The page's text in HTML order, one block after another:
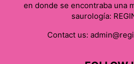
en donde se encontraba una
saurología:
Contact us: